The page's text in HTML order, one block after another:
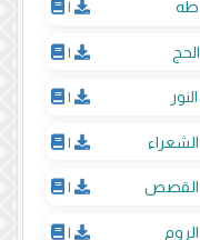
طه |
الحج |
النور |
الشعراء |
القصص |
الروم |